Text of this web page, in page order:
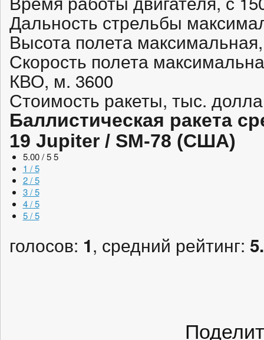
Дальность стрельбы
Высота полета
Скорость полета
КВО, м. 3600
Стоимость ракеты, тыс.
Баллистическая ракета
19 Jupiter / SM-78 (США)
5.00 / 5 5
1 / 5
2 / 5
3 / 5
4 / 5
5 / 5
голосов: 1, средний рейтинг: